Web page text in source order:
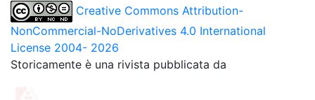
Creative Commons Attribution-
NonCommercial-NoDerivatives 4.0 International
License 2004- 2026
Storicamente è una rivista pubblicata da